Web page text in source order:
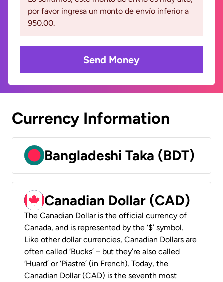
por favor ingresa un monto de envío inferior a
950.00.
Send Money
Currency Information
Bangladeshi Taka (BDT)
Canadian Dollar (CAD)
The Canadian Dollar is the official currency of
Canada, and is represented by the ‘$’ symbol.
Like other dollar currencies, Canadian Dollars are
often called ‘Bucks’ – but they’re also called
‘Huard’ or ‘Piastre’ (in French). Today, the
Canadian Dollar (CAD) is the seventh most